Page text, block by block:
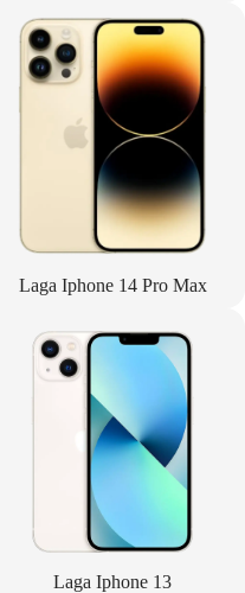
Laga Iphone 14 Pro Max
Laga Iphone 13